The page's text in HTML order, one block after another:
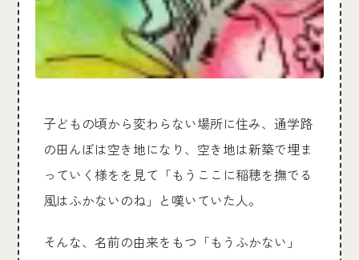
子どもの頃から変わらない場所に住み、通学路
の田んぼは空き地になり、空き地は新築で埋ま
っていく様をを見て「もうここに稲穂を撫でる
風はふかないのね」と嘆いていた人。
そんな、名前の由来をもつ「もうふかない」